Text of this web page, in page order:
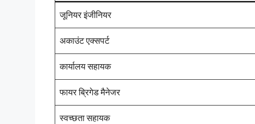
जूनियर इंजीनियर
अकाउंट एक्सपर्ट
कार्यालय सहायक
फायर ब्रिगेड मैनेजर
स्वच्छता सहायक